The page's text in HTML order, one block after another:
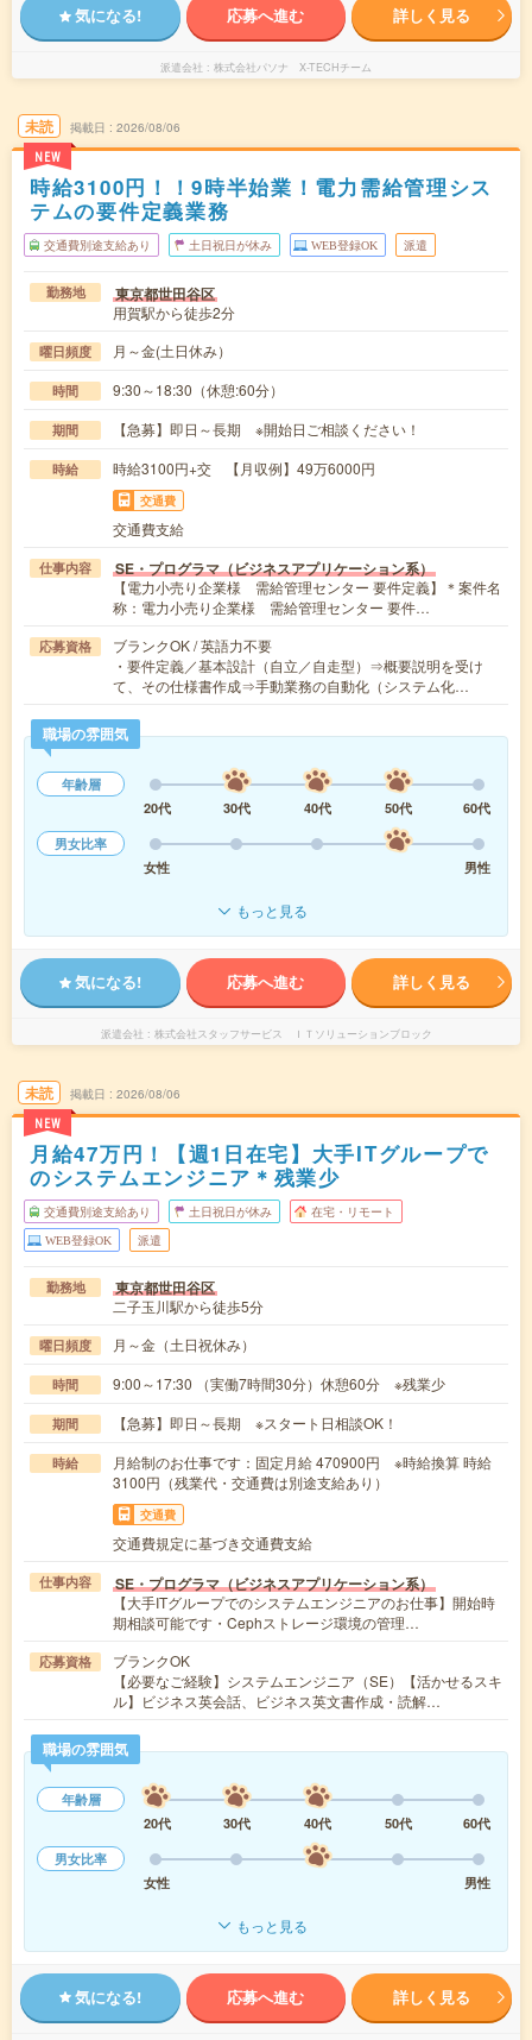
気になる! 応募へ進む 詳しく見る
派遣会社 株式会社パソナ X-TECHチーム
未読
NEW
掲載日 2026/08/06
時給3100円！！9時半始業！電力需給管理シス
テムの要件定義業務
交通費別途支給あり 土日祝日が休み WEB登録OK 派遣
勤務地 東京都世田谷区
用賀駅から徒歩2分
曜日頻度 月～金(土日休み）
時間 9:30～18:30（休憩:60分）
期間 【急募】即日～長期 ※開始日ご相談ください！
時給 時給3100円+交 【月収例】49万6000円
交通費
交通費支給
仕事内容 SE・プログラマ（ビジネスアプリケーション系）
【電力小売り企業様 需給管理センター 要件定義】＊案件名
称：電力小売り企業様 需給管理センター 要件…
応募資格
ブランクOK / 英語力不要
・要件定義／基本設計（自立／自走型）⇒概要説明を受け
て、その仕様書作成⇒手動業務の自動化（システム化…
職場の雰囲気
年齢層
20代
30代 40代 50代
60代
男女比率
女性
男性
もっと見る
気になる! 応募へ進む 詳しく見る
派遣会社 株式会社スタッフサービス ＩＴソリューションブロック
未読
NEW
掲載日 2026/08/06
月給47万円！【週1日在宅】大手ITグループで
のシステムエンジニア＊残業少
交通費別途支給あり 土日祝日が休み 在宅・リモート
WEB登録OK 派遣
勤務地 東京都世田谷区
二子玉川駅から徒歩5分
曜日頻度 月～金（土日祝休み）
時間 9:00～17:30 （実働7時間30分）休憩60分 ※残業少
期間 【急募】即日～長期 ※スタート日相談OK！
時給
月給制のお仕事です：固定月給 470900円 ※時給換算 時給
3100円（残業代・交通費は別途支給あり）
交通費
交通費規定に基づき交通費支給
仕事内容 SE・プログラマ（ビジネスアプリケーション系）
【大手ITグループでのシステムエンジニアのお仕事】開始時
期相談可能です・Cephストレージ環境の管理…
応募資格
ブランクOK
【必要なご経験】システムエンジニア（SE）【活かせるスキ
ル】ビジネス英会話、ビジネス英文書作成・読解…
職場の雰囲気
年齢層
20代
30代 40代 50代
60代
男女比率
女性
男性
もっと見る
気になる! 応募へ進む 詳しく見る